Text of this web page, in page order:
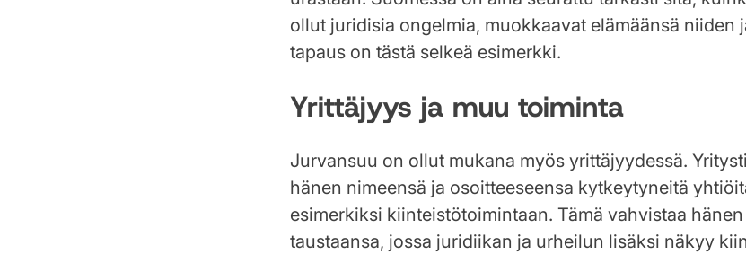
ollut juridisia ongelmia, muokkaavat elämäänsä niiden
tapaus on tästä selkeä esimerkki.
Yrittäjyys ja muu toiminta
Jurvansuu on ollut mukana myös yrittäjyydessä.
hänen nimeensä ja osoitteeseensa kytkeytyneitä
esimerkiksi kiinteistötoimintaan. Tämä vahvistaa
taustaansa, jossa juridiikan ja urheilun lisäksi näkyy